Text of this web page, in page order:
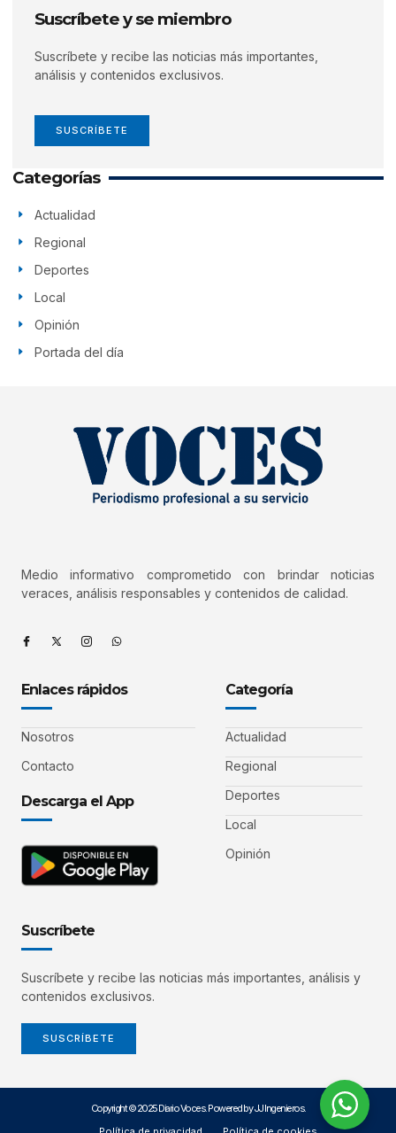
Suscríbete y se miembro
Suscríbete y recibe las noticias más importantes,
análisis y contenidos exclusivos.
SUSCRÍBETE
Categorías
Actualidad
Regional
Deportes
Local
Opinión
Portada del día
Medio informativo comprometido con brindar noticias
veraces, análisis responsables y contenidos de calidad.
Enlaces rápidos
Nosotros
Contacto
Descarga el App
Categoría
Actualidad
Regional
Deportes
Local
Opinión
Suscríbete
Suscríbete y recibe las noticias más importantes, análisis y
contenidos exclusivos.
SUSCRÍBETE
Copyright © 2025 Diario Voces. Powered by JJ Ingenieros.